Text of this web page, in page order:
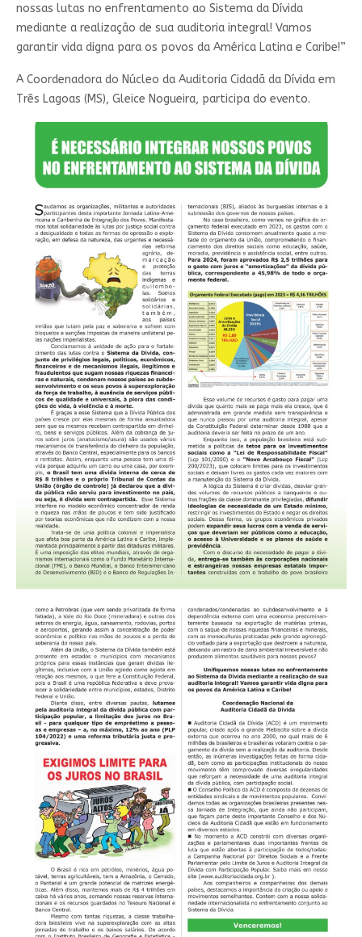
nossas lutas no enfrentamento ao Sistema da Dívida
mediante a realização de sua auditoria integral! Vamos
garantir vida digna para os povos da América Latina e Caribe!”
A Coordenadora do Núcleo da Auditoria Cidadã da Dívida em
Três Lagoas (MS), Gleice Nogueira, participa do evento.